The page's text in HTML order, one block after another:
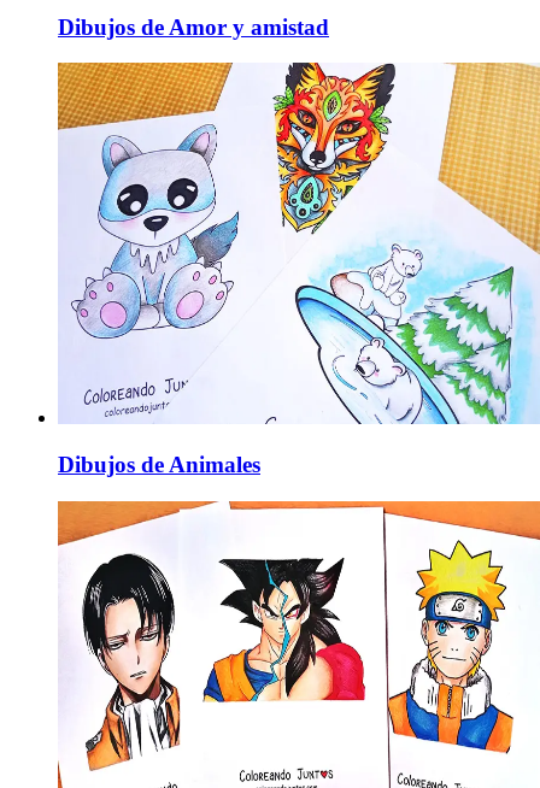
Dibujos de Amor y amistad
Dibujos de Animales